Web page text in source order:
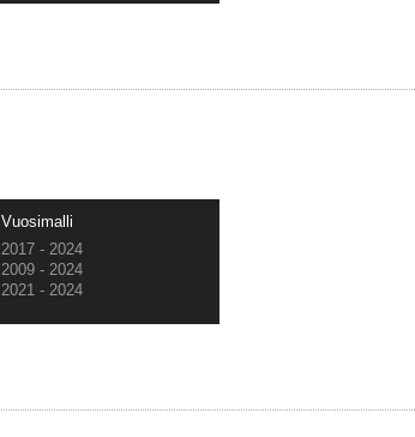
Vuosimalli
2017 - 2024
2009 - 2024
2021 - 2024